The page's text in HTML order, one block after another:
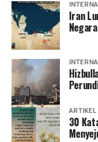
Iran
ARTIKEL
30